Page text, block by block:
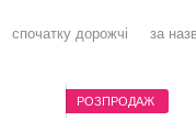
спочатку дорожчі за
РОЗПРОДАЖ